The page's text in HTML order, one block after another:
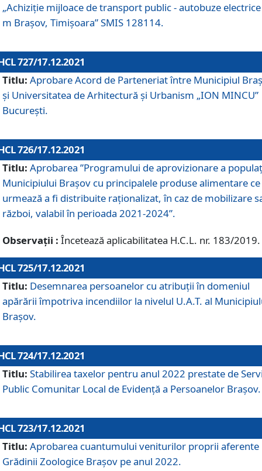
„Achiziție mijloace de transport public - autobuze
m Brașov, Timișoara” SMIS 128114.
727/17.12.2021
Titlu: Aprobare Acord de Parteneriat între Municipiul
și Universitatea de Arhitectură și Urbanism „ION MINCU”
București.
726/17.12.2021
Titlu: Aprobarea ”Programului de aprovizionare a
Municipiului Braşov cu principalele produse alimentare ce
urmează a fi distribuite raționalizat, în caz de mobilizare
război, valabil în perioada 2021-2024”.
Observații : Încetează aplicabilitatea H.C.L. nr. 183/2019.
725/17.12.2021
Titlu: Desemnarea persoanelor cu atribuții în domeniul
apărării împotriva incendiilor la nivelul U.A.T. al
Brașov.
724/17.12.2021
Titlu: Stabilirea taxelor pentru anul 2022 prestate de
Public Comunitar Local de Evidență a Persoanelor Braşov.
723/17.12.2021
Titlu: Aprobarea cuantumului veniturilor proprii aferente
Grădinii Zoologice Braşov pe anul 2022.